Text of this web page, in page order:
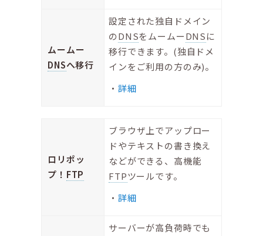
ムームー
DNSへ移行
設定された独自ドメイン
のDNSをムームーDNSに
移行できます。(独自ドメ
インをご利用の方のみ)。
詳細
ロリポッ
プ！ FTP
ブラウザ上でアップロー
ドやテキストの書き換え
などができる、高機能
FTPツールです。
詳細
サーバーが高負荷時でも